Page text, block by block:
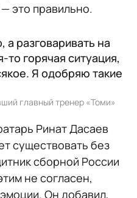
это правильно.
разговаривать на
то горячая ситуация,
Я одобряю такие
главный тренер «Томи»
Ринат Дасаев
существовать без
сборной России
не согласен,
Он добавил,